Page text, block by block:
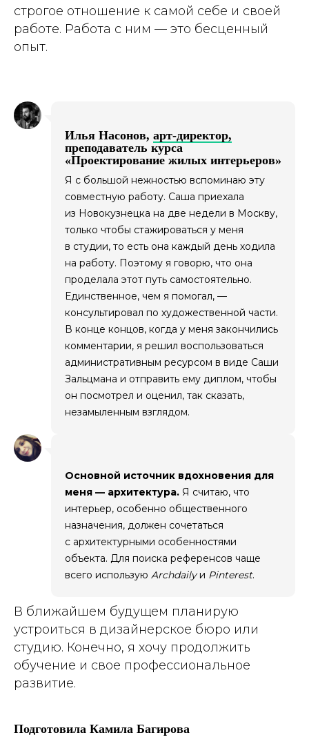
строгое отношение к самой себе и своей
работе. Работа с ним — это бесценный
опыт.
Илья Насонов, арт-директор,
преподаватель курса
«Проектирование жилых интерьеров»
Я с большой нежностью вспоминаю эту
совместную работу. Саша приехала
из Новокузнецка на две недели в Москву,
только чтобы стажироваться у меня
в студии, то есть она каждый день ходила
на работу. Поэтому я говорю, что она
проделала этот путь самостоятельно.
Единственное, чем я помогал, —
консультировал по художественной части.
В конце концов, когда у меня закончились
комментарии, я решил воспользоваться
административным ресурсом в виде Саши
Зальцмана и отправить ему диплом, чтобы
он посмотрел и оценил, так сказать,
незамыленным взглядом.
Основной источник вдохновения для
меня — архитектура. Я считаю, что
интерьер, особенно общественного
назначения, должен сочетаться
с архитектурными особенностями
объекта. Для поиска референсов чаще
всего использую Archdailyи Pinterest.
В ближайшем будущем планирую
устроиться в дизайнерское бюро или
студию. Конечно, я хочу продолжить
обучение и свое профессиональное
развитие.
Подготовила Камила Багирова